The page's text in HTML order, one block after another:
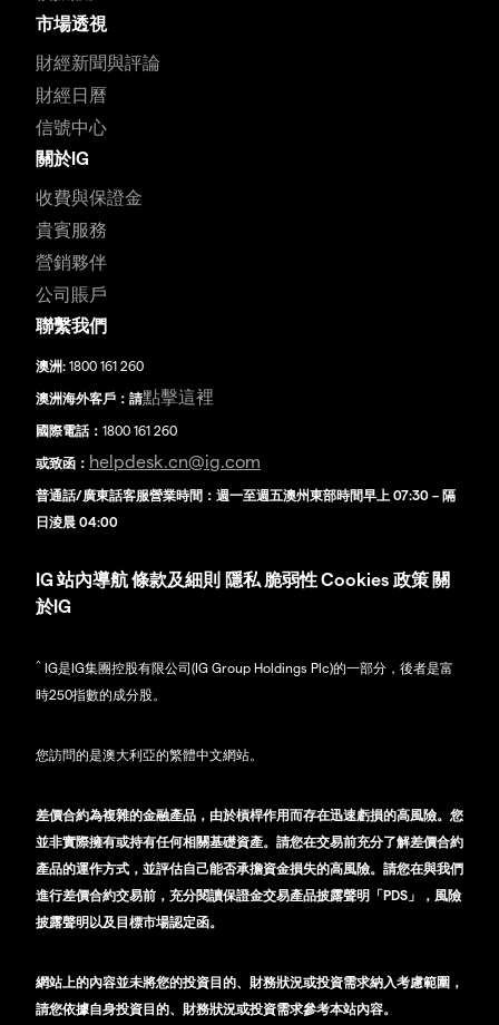
市場透視
財經新聞與評論
財經日曆
信號中心
關於IG
收費與保證金
貴賓服務
營銷夥伴
公司賬戶
聯繫我們
澳洲: 1800 161 260
澳洲海外客戶：請點擊這裡
國際電話： 1800 161 260
或致函： helpdesk.cn@ig.com
普通話/廣東話客服營業時間：週一至週五澳州東部時間早上 07:30 – 隔
日淩晨 04:00
IG 站內導航條款及細則 隱私 脆弱性Cookies 政策 關
於IG
^ IG是IG集團控股有限公司(IG Group Holdings Plc)的一部分，後者是富
時250指數的成分股。
您訪問的是澳大利亞的繁體中文網站。
差價合約為複雜的金融產品，由於槓桿作用而存在迅速虧損的高風險。您
並非實際擁有或持有任何相關基礎資產。請您在交易前充分了解差價合約
產品的運作方式，並評估自己能否承擔資金損失的高風險。請您在與我們
進行差價合約交易前，充分閱讀保證金交易產品披露聲明「PDS」，風險
披露聲明以及目標市場認定函。
網站上的內容並未將您的投資目的、財務狀況或投資需求納入考慮範圍，
請您依據自身投資目的、財務狀況或投資需求參考本站內容。